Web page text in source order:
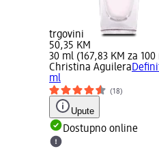
trgovini
50,35 KM
30 ml (167,83 KM za 100
Christina Aguilera
ml
(18)
Upute
Dostupno online